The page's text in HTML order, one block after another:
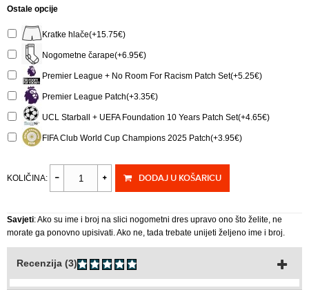
Ostale opcije
Kratke hlače(+15.75€)
Nogometne čarape(+6.95€)
Premier League + No Room For Racism Patch Set(+5.25€)
Premier League Patch(+3.35€)
UCL Starball + UEFA Foundation 10 Years Patch Set(+4.65€)
FIFA Club World Cup Champions 2025 Patch(+3.95€)
KOLIČINA: DODAJ U KOŠARICU
Savjeti: Ako su ime i broj na slici nogometni dres upravo ono što želite, ne
morate ga ponovno upisivati. Ako ne, tada trebate unijeti željeno ime i broj.
Recenzija (3)